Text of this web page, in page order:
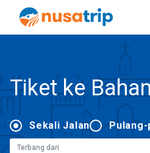
Tiket ke
Sekali Jalan
Terbang dari